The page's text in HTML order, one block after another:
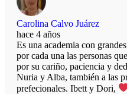
Carolina Calvo Juárez
hace 4 años
Es una academia con
por cada una las personas
por su cariño, paciencia y
Nuria y Alba, también a las
prefecionales. Ibett y Dori,